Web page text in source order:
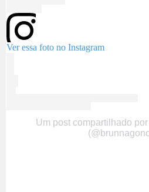
Ver essa foto no Instagram
Um post compartilhado